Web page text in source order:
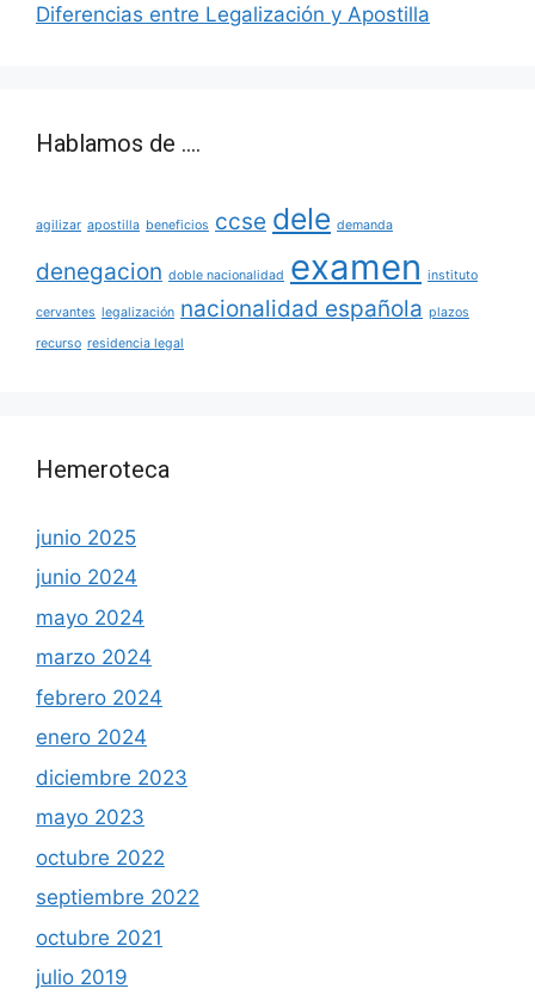
Diferencias entre Legalización y Apostilla
Hablamos de ….
agilizar apostilla beneficios ccse dele demanda
denegacion doble nacionalidad examen instituto
cervantes legalización nacionalidad española plazos
recurso residencia legal
Hemeroteca
junio 2025
junio 2024
mayo 2024
marzo 2024
febrero 2024
enero 2024
diciembre 2023
mayo 2023
octubre 2022
septiembre 2022
octubre 2021
julio 2019